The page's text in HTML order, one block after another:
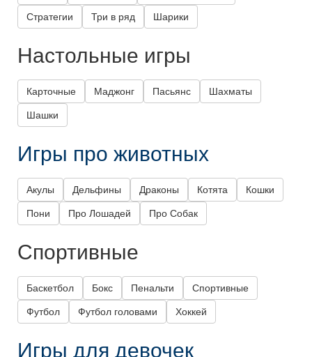
Стратегии Три в ряд Шарики
Настольные игры
Карточные Маджонг Пасьянс Шахматы
Шашки
Игры про животных
Акулы Дельфины Драконы Котята Кошки
Пони Про Лошадей Про Собак
Спортивные
Баскетбол Бокс Пенальти Спортивные
Футбол Футбол головами Хоккей
Игры для девочек